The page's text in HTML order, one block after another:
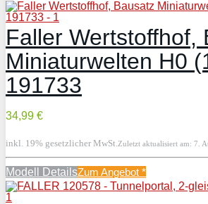
Faller Wertstoffhof,
Miniaturwelten H0
191733
34,99 €
inkl. 19% gesetzlicher MwSt.Zuletzt aktualisiert am: 7.
Modell DetailsZum Angebot *